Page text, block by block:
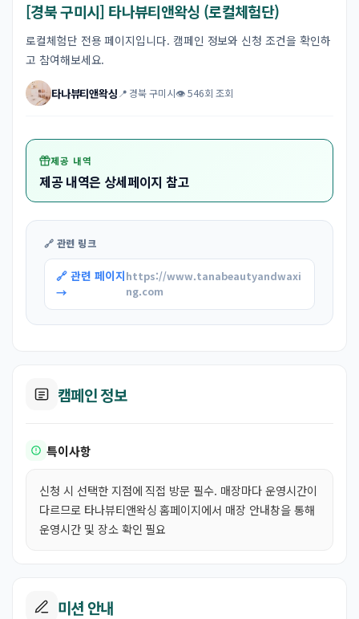
[경북 구미시] 타나뷰티앤왁싱 (로컬체험단)
로컬체험단 전용 페이지입니다. 캠페인 정보와 신청 조건을 확인하
고 참여해보세요.
타나뷰티앤왁싱 📍 경북 구미시👁 546회 조회
제공 내역
제공 내역은 상세페이지 참고
🔗 관련 링크
🔗 관련 페이지
→
https://www.tanabeautyandwaxi
ng.com
캠페인 정보
특이사항
신청 시 선택한 지점에 직접 방문 필수. 매장마다 운영시간이
다르므로 타나뷰티앤왁싱 홈페이지에서 매장 안내창을 통해
운영시간 및 장소 확인 필요
미션 안내